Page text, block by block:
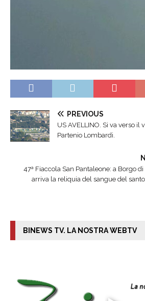
PREVIOUS
US AVELLINO. Si va verso il
Partenio Lombardi.
47ª Fiaccola San Pantaleone: a Borgo
arriva la reliquia del sangue del
BINEWS TV. LA NOSTRA WEBTV